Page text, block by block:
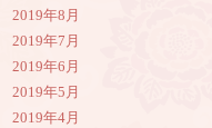
2019年8月
2019年7月
2019年6月
2019年5月
2019年4月